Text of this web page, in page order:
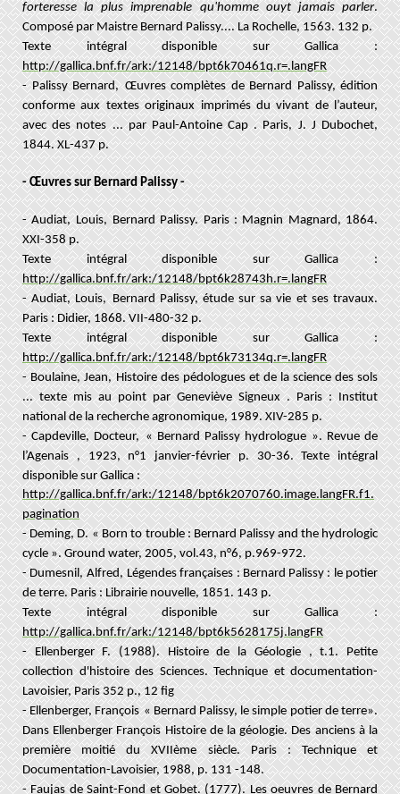
forteresse la plus imprenable qu'homme ouyt jamais parler.
Composé par Maistre Bernard Palissy.... La Rochelle, 1563. 132 p.
Texte intégral disponible sur Gallica :
http://gallica.bnf.fr/ark:/12148/bpt6k70461q.r=.langFR
- Palissy Bernard, Œuvres complètes de Bernard Palissy, édition
conforme aux textes originaux imprimés du vivant de l’auteur,
avec des notes ... par Paul-Antoine Cap . Paris, J. J Dubochet,
1844. XL-437 p.
- Œuvres sur Bernard Palissy -
- Audiat, Louis, Bernard Palissy. Paris : Magnin Magnard, 1864.
XXI-358 p.
Texte intégral disponible sur Gallica :
http://gallica.bnf.fr/ark:/12148/bpt6k28743h.r=.langFR
- Audiat, Louis, Bernard Palissy, étude sur sa vie et ses travaux.
Paris : Didier, 1868. VII-480-32 p.
Texte intégral disponible sur Gallica :
http://gallica.bnf.fr/ark:/12148/bpt6k73134q.r=.langFR
- Boulaine, Jean, Histoire des pédologues et de la science des sols
... texte mis au point par Geneviève Signeux . Paris : Institut
national de la recherche agronomique, 1989. XIV-285 p.
- Capdeville, Docteur, « Bernard Palissy hydrologue ». Revue de
l’Agenais , 1923, n°1 janvier-février p. 30-36.Texte intégral
disponible sur Gallica :
http://gallica.bnf.fr/ark:/12148/bpt6k2070760.image.langFR.f1.
pagination
- Deming, D. « Born to trouble : Bernard Palissy and the hydrologic
cycle ». Ground water, 2005, vol.43, n°6, p.969-972.
- Dumesnil, Alfred, Légendes françaises : Bernard Palissy : le potier
de terre. Paris : Librairie nouvelle, 1851. 143 p.
Texte intégral disponible sur Gallica :
http://gallica.bnf.fr/ark:/12148/bpt6k5628175j.langFR
- Ellenberger F. (1988). Histoire de la Géologie , t.1. Petite
collection d'histoire des Sciences. Technique et documentation-
Lavoisier, Paris 352 p., 12 fig
- Ellenberger, François « Bernard Palissy, le simple potier de terre».
Dans Ellenberger François Histoire de la géologie. Des anciens à la
première moitié du XVIIème siècle. Paris : Technique et
Documentation-Lavoisier, 1988, p. 131 -148.
- Faujas de Saint-Fond et Gobet. (1777). Les oeuvres de Bernard